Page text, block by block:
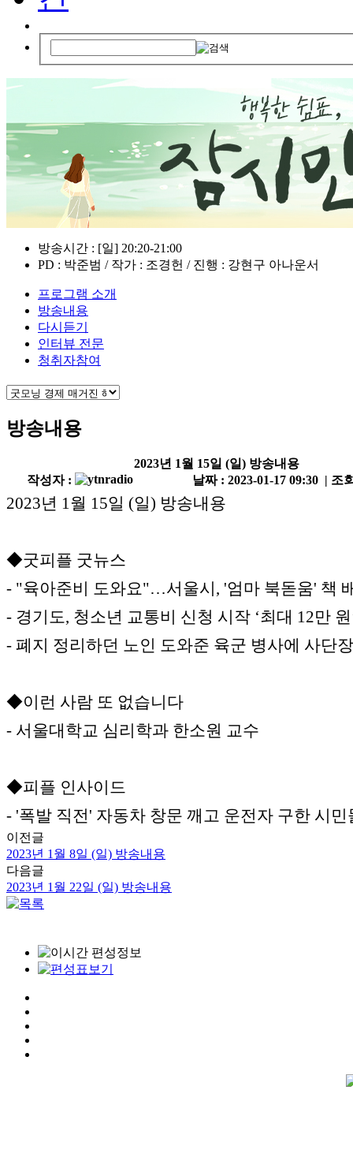
방송시간 : [일] 20:20-21:00
PD : 박준범 / 작가 : 조경헌 / 진행 : 강현구 아나운서
프로그램 소개
방송내용
다시듣기
인터뷰 전문
청취자참여
방송내용
2023년 1월 15일 (일) 방송내용
작성자 :
날짜 : 2023-01-17 09:30 | 조
2023년 1월 15일 (일) 방송내용
◆굿피플 굿뉴스
- "육아준비 도와요"…서울시, '엄마 북돋움' 책
- 경기도, 청소년 교통비 신청 시작 ‘최대 12만 원
- 폐지 정리하던 노인 도와준 육군 병사에 사단
◆이런 사람 또 없습니다
- 서울대학교 심리학과 한소원 교수
◆피플 인사이드
- '폭발 직전' 자동차 창문 깨고 운전자 구한 시민
이전글
2023년 1월 8일 (일) 방송내용
다음글
2023년 1월 22일 (일) 방송내용